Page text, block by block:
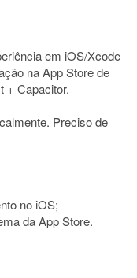
em iOS/Xcode
na App Store de
+ Capacitor.
Preciso de
no iOS;
da App Store.